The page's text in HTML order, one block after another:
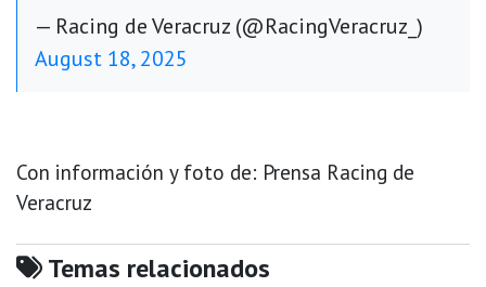
— Racing de Veracruz (@RacingVeracruz_)
August 18, 2025
Con información y foto de: Prensa Racing de
Veracruz
Temas relacionados